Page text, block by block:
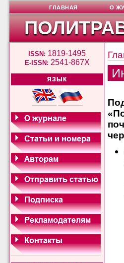
ISSN: 1819-1495
E-ISSN: 2541-867X
ЯЗЫК
ГЛАВНАЯ О